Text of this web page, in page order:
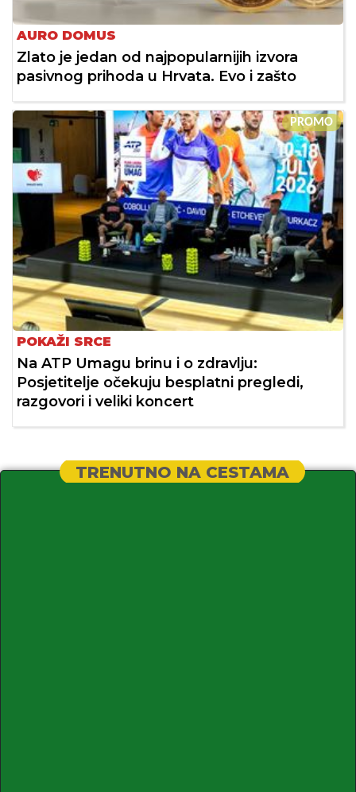
AURO DOMUS
Zlato je jedan od najpopularnijih izvora
pasivnog prihoda u Hrvata. Evo i zašto
PROMO
POKAŽI SRCE
Na ATP Umagu brinu i o zdravlju:
Posjetitelje očekuju besplatni pregledi,
razgovori i veliki koncert
TRENUTNO NA CESTAMA